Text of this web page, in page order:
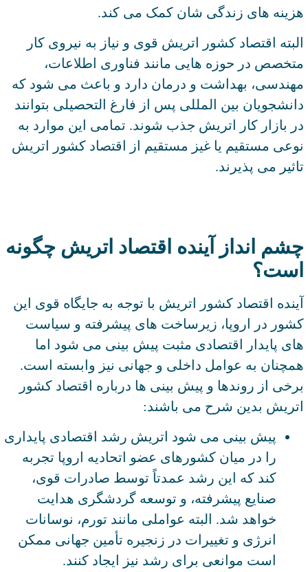
هزینه ‌های زندگی شان کمک می‌ کند.
البته اقتصاد کشور اتریش قوی و نیاز به نیروی کار
متخصص در حوزه ‌هایی مانند فناوری اطلاعات،
مهندسی، بهداشت و درمان دارد و باعث می ‌شود که
دانشجویان بین ‌المللی پس از فارغ ‌التحصیلی بتوانند
در بازار کار اتریش جذب شوند. تمامی این موارد به
نوعی مستقیم یا غیز مستقیم از اقتصاد کشور اتریش
تاثیر می پذیرند.
چشم انداز آینده اقتصاد اتریش چگونه
است؟
آینده اقتصاد کشور اتریش با توجه به جایگاه قوی این
کشور در اروپا، زیرساخت های پیشرفته و سیاست
های پایدار اقتصادی مثبت پیش بینی می شود اما
همچنان به عوامل داخلی و جهانی نیز وابسته است.
برخی از روندها و پیش بینی ها درباره اقتصاد کشور
اتریش بدین شرح می باشند:
پیش بینی می شود اتریش رشد اقتصادی پایداری
را در میان کشورهای عضو اتحادیه اروپا تجربه
کند که این رشد عمدتاً توسط صادرات قوی،
صنایع پیشرفته، و توسعه گردشگری هدایت
خواهد شد. البته عواملی مانند تورم، نوسانات
انرژی و تغییرات در زنجیره تأمین جهانی ممکن
است موانعی برای رشد نیز ایجاد کنند.